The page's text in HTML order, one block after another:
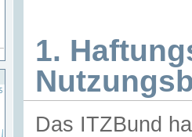
1.
Das ITZBund